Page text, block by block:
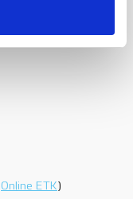
Online ETK )